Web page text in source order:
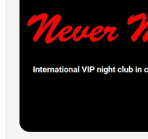
Spise og drikke
Planlegg turen din